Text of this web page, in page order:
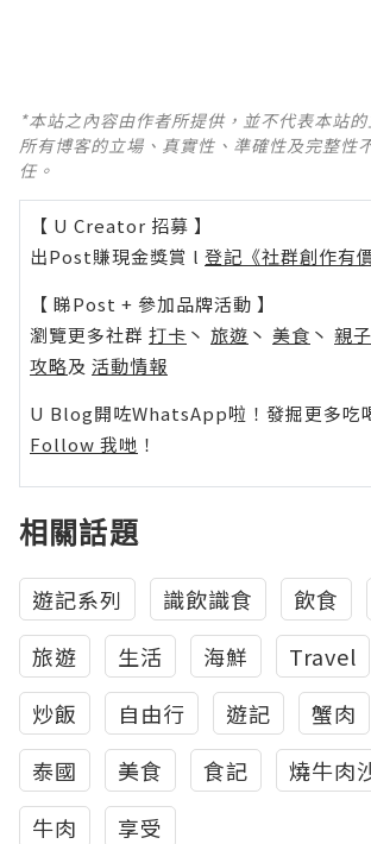
*本站之內容由作者所提供，並不代表本站
所有博客的立場、真實性、準確性及完整性
任。
【 U Creator 招募 】
出Post賺現金獎賞 l 登記《社群創作有
【 睇Post + 參加品牌活動 】
瀏覽更多社群 打卡 丶 旅遊 丶 美食 丶 親子
攻略及 活動情報
U Blog開咗WhatsApp啦！發掘更多吃
Follow 我哋 ！
相關話題
遊記系列 識飲識食 飲食
旅遊
生活 海鮮 Travel
炒飯
自由行 遊記 蟹肉
泰國
美食 食記
燒牛肉
牛肉
享受